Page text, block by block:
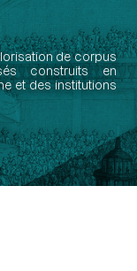
de corpus
construits en
et des institutions